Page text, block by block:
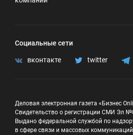
Социальные сети
вконтакте twitter
Деловая электронная газета «Бизнес
Свидетельство о регистрации СМИ Эл
Выдано федеральной службой по
в сфере связи и массовых коммуникаций